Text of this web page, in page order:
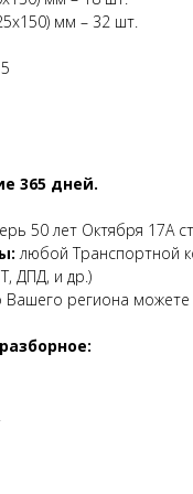
мм – 32 шт.
365 дней.
50 лет Октября 17А
любой Транспортной
ДПД, и др.)
Вашего региона можете